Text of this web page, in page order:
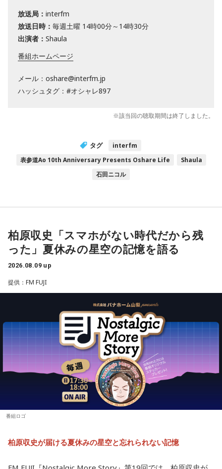
放送局： interfm
放送日時： 毎週土曜 14時00分～14時30分
出演者： Shaula
番組ホームページ
メール：oshare@interfm.jp
ハッシュタグ：#オシャレ897
※該当回の聴取期間は終了しました。
タグ
interfm
表参道Ao 10th Anniversary Presents Oshare Life
Shaula
石田ニコル
柏原収史「スマホがない時代だから残
った」夏休みの星空の記憶を語る
2026.08.09 up
提供：FM FUJI
番組ロゴ
柏原収史が届ける夏休みの星空と忘れられない記憶